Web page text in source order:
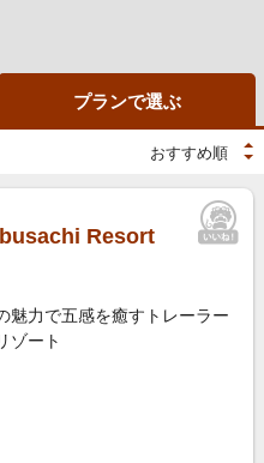
プランで選ぶ
Resort
魅力で五感を癒すトレーラー
ゾート